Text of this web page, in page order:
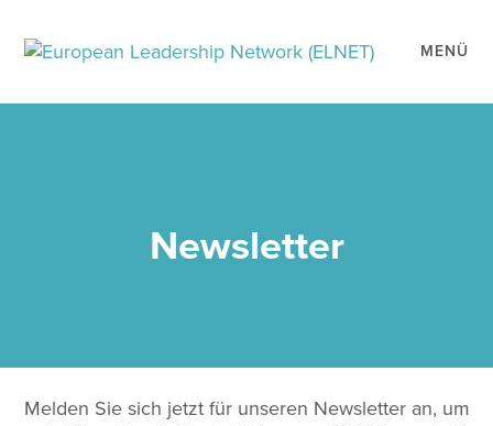
MENÜ
Newsletter
Melden Sie sich jetzt für unseren Newsletter an, um